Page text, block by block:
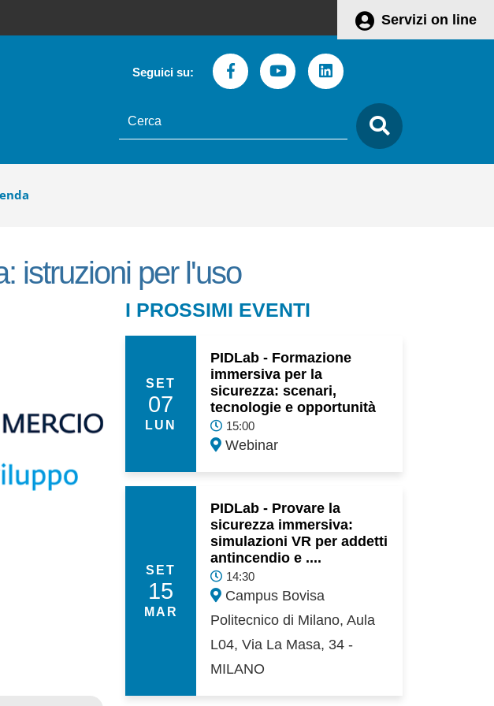
Servizi on line
Seguici su: FacebookYoutubeLinkedin
testo
da
cercare
istruzioni per l'uso
I PROSSIMI EVENTI
SET
07
LUN
PIDLab - Formazione
immersiva per la
sicurezza: scenari,
tecnologie e opportunità
15:00
Webinar
SET
15
MAR
PIDLab - Provare la
sicurezza immersiva:
simulazioni VR per addetti
antincendio e ....
14:30
Campus Bovisa
Politecnico di Milano, Aula
L04, Via La Masa, 34 -
MILANO